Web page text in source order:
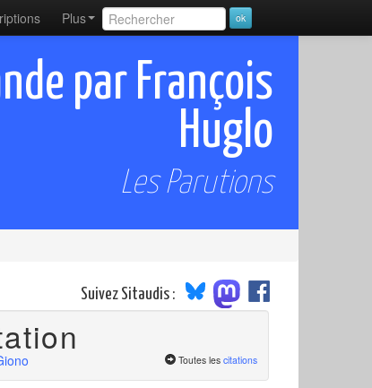
Plus
par François
Huglo
Les Parutions
Suivez Sitaudis :
Toutes les citations